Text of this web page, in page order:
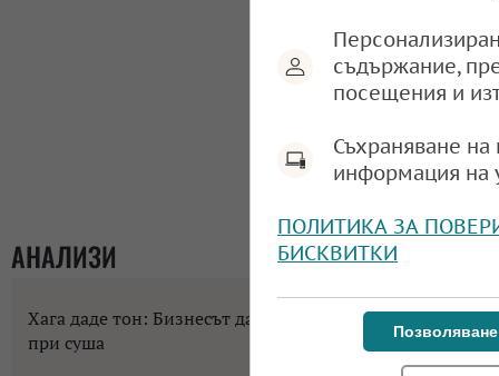
АНАЛИЗИ
Хага даде тон: Бизнесът да не разчита на помощи
при суша
съдържание,
посещения и
Съхраняване
информация на
ПОЛИТИКА ЗА
БИСКВИТКИ